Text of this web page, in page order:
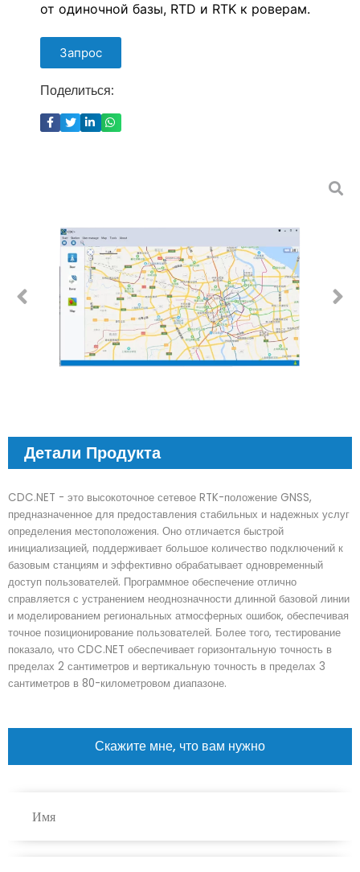
от одиночной базы, RTD и RTK к роверам.
Запрос
Поделиться:
Детали Продукта
CDC.NET - это высокоточное сетевое RTK-положение GNSS,
предназначенное для предоставления стабильных и надежных услуг
определения местоположения. Оно отличается быстрой
инициализацией, поддерживает большое количество подключений к
базовым станциям и эффективно обрабатывает одновременный
доступ пользователей. Программное обеспечение отлично
справляется с устранением неоднозначности длинной базовой линии
и моделированием региональных атмосферных ошибок, обеспечивая
точное позиционирование пользователей. Более того, тестирование
показало, что CDC.NET обеспечивает горизонтальную точность в
пределах 2 сантиметров и вертикальную точность в пределах 3
сантиметров в 80-километровом диапазоне.
Скажите мне, что вам нужно